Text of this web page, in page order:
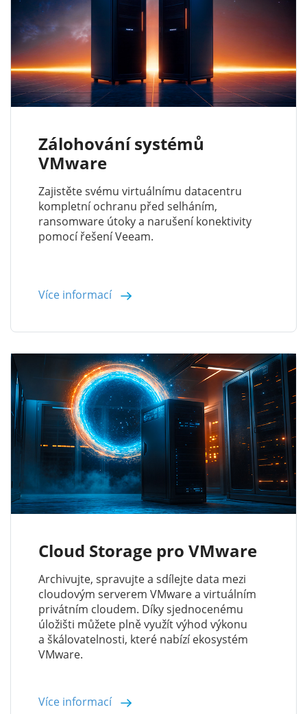
Zálohování systémů
VMware
Zajistěte svému virtuálnímu datacentru
kompletní ochranu před selháním,
ransomware útoky a narušení konektivity
pomocí řešení Veeam.
Více informací
Cloud Storage pro VMware
Archivujte, spravujte a sdílejte data mezi
cloudovým serverem VMware a virtuálním
privátním cloudem. Díky sjednocenému
úložišti můžete plně využít výhod výkonu
a škálovatelnosti, které nabízí ekosystém
VMware.
Více informací